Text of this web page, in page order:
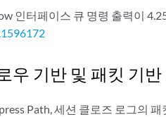
인터페이스 큐 명령 출력이
우 기반 및 패킷 기
Path, 세션 클로즈 로그의